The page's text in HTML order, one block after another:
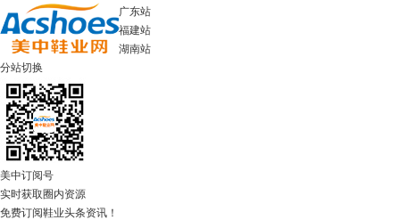
广东站
福建站
湖南站
分站切换
美中订阅号
实时获取圈内资源
免费订阅鞋业头条资讯！